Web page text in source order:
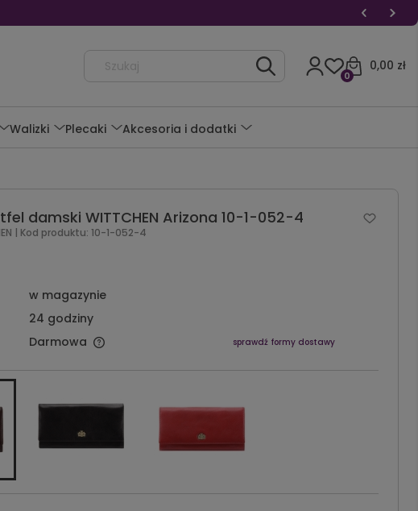
0,00 zł
0
Walizki Plecaki Akcesoria i dodatki
damski WITTCHEN Arizona 10-1-052-4
| Kod produktu: 10-1-052-4
w magazynie
24 godziny
Darmowa sprawdź formy dostawy